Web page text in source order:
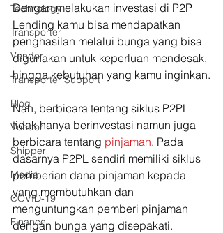
Technology
Transporter
Vendor
Transporter Support
Blog
Vendor
Shipper
Media
COVID-19
Finance
Dengan melakukan investasi di P2P
Lending kamu bisa mendapatkan
penghasilan melalui bunga yang bisa
digunakan untuk keperluan mendesak,
hingga kebutuhan yang kamu inginkan.
Nah, berbicara tentang siklus P2PL
tidak hanya berinvestasi namun juga
berbicara tentang pinjaman. Pada
dasarnya P2PL sendiri memiliki siklus
pemberian dana pinjaman kepada
yang membutuhkan dan
menguntungkan pemberi pinjaman
dengan bunga yang disepakati.